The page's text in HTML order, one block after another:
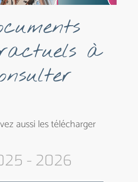
à
aussi les télécharger
- 2026